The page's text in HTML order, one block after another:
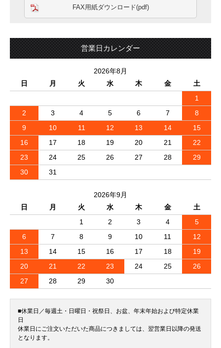
FAX用紙ダウンロード(pdf)
営業日カレンダー
2026年8月
日
月 火 水 木 金
土
1
2
3 4 5 6 7
8
9
10 11 12 13 14
15
16
17 18 19 20 21
22
23
24 25 26 27 28
29
30
31
2026年9月
日
月 火 水 木 金
土
1
2 3 4
5
6
7 8 9 10 11
12
13
14 15 16 17 18
19
20
21 22 23 24 25
26
27
28 29 30
■休業日／毎週土・日曜日・祝祭日、お盆、年末年始および特定休業
日
休業日にご注文いただいた商品につきましては、翌営業日以降の発送
となります。